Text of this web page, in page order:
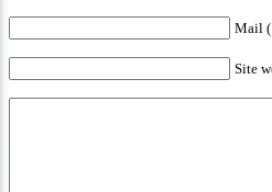
Mail (
Site